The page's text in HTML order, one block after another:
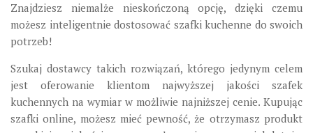
Znajdziesz niemalże nieskończoną opcję, dzięki czemu
możesz inteligentnie dostosować szafki kuchenne do swoich
potrzeb!
Szukaj dostawcy takich rozwiązań, którego jedynym celem
jest oferowanie klientom najwyższej jakości szafek
kuchennych na wymiar w możliwie najniższej cenie. Kupując
szafki online, możesz mieć pewność, że otrzymasz produkt